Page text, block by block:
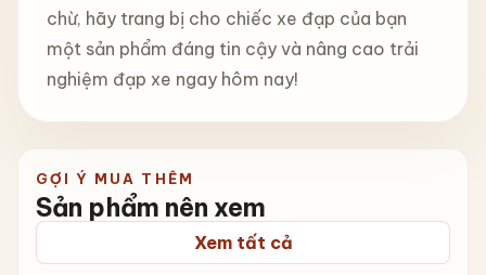
chừ, hãy trang bị cho chiếc xe đạp của bạn
một sản phẩm đáng tin cậy và nâng cao trải
nghiệm đạp xe ngay hôm nay!
GỢI Ý MUA THÊM
Sản phẩm nên xem
Xem tất cả